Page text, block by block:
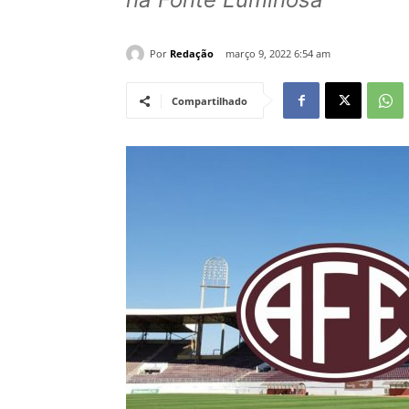
Por Redação março 9, 2022 6:54 am
Compartilhado